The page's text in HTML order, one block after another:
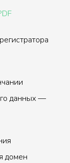
данных —
домен